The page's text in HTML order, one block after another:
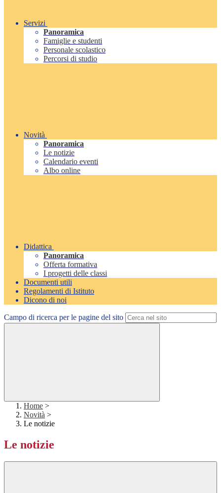
Servizi
Panoramica
Famiglie e studenti
Personale scolastico
Percorsi di studio
Novità
Panoramica
Le notizie
Calendario eventi
Albo online
Didattica
Panoramica
Offerta formativa
I progetti delle classi
Documenti utili
Regolamenti di Istituto
Dicono di noi
Campo di ricerca per le pagine del sito
Home >
Novità >
Le notizie
Le notizie